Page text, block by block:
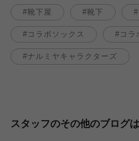
靴下屋 靴下
コラボソックス コラ
ナルミヤキャラクターズ
スタッフのその他のブログ